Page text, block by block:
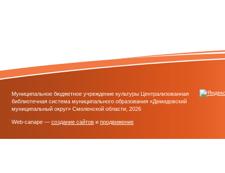
Муниципальное бюджетное учреждение культуры Централизованная
библиотечная система муниципального образования «Демидовский
муниципальный округ» Смоленской области, 2026
Web-canape — создание сайтов и продвижение